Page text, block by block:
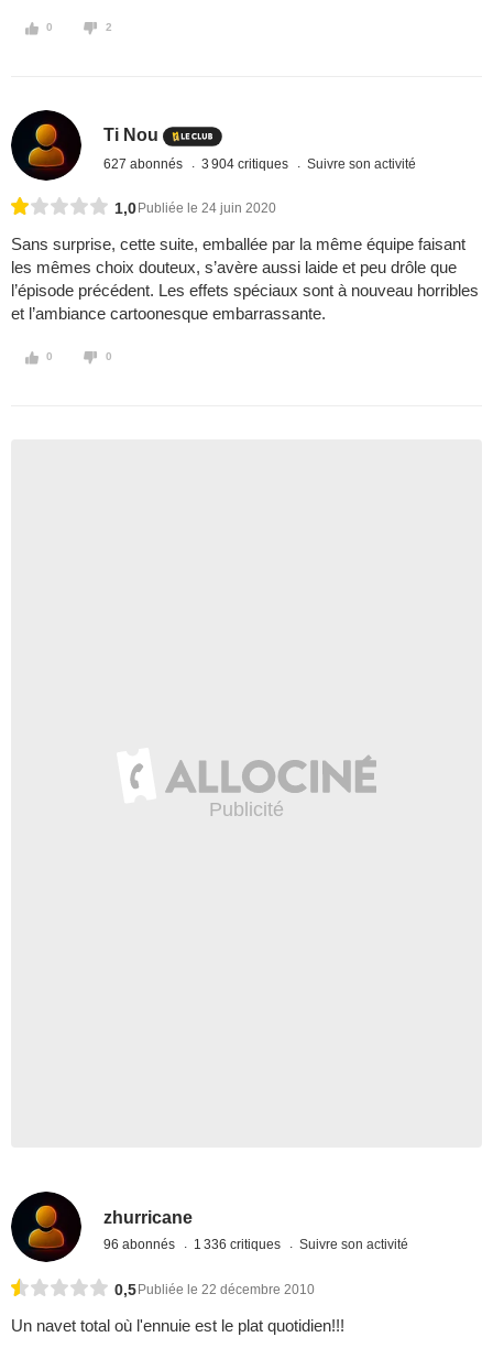
0 2
Ti Nou
627 abonnés 3 904 critiques Suivre son activité
1,0 Publiée le 24 juin 2020
Sans surprise, cette suite, emballée par la même équipe faisant
les mêmes choix douteux, s’avère aussi laide et peu drôle que
l’épisode précédent. Les effets spéciaux sont à nouveau horribles
et l’ambiance cartoonesque embarrassante.
0 0
zhurricane
96 abonnés 1 336 critiques Suivre son activité
0,5 Publiée le 22 décembre 2010
Un navet total où l'ennuie est le plat quotidien!!!